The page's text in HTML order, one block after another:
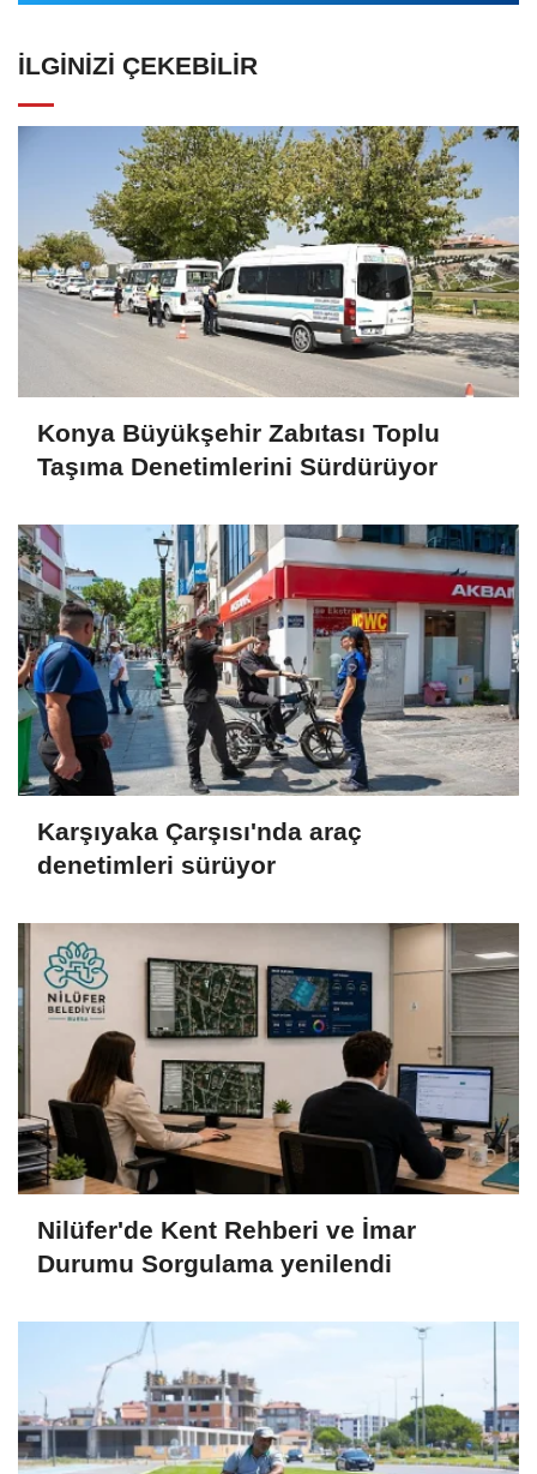
İLGINIZI ÇEKEBILIR
Konya Büyükşehir Zabıtası Toplu
Taşıma Denetimlerini Sürdürüyor
Karşıyaka Çarşısı'nda araç
denetimleri sürüyor
Nilüfer'de Kent Rehberi ve İmar
Durumu Sorgulama yenilendi